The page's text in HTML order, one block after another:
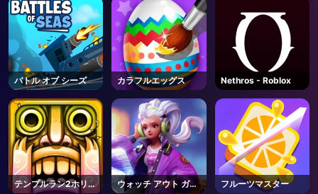
AD
バトル オブ シーズ カラフルエッグス Nethros - Roblox
テンプルラン2ホリフ
ウォッチ アウト ガー
フルーツマスター